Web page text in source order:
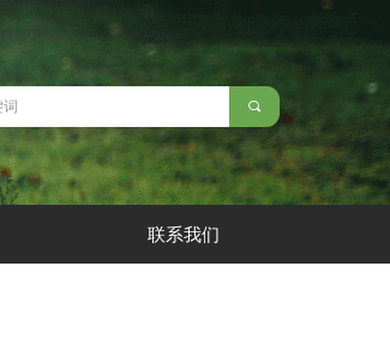
끠
联系我们